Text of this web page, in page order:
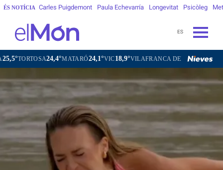
ÉS NOTÍCIA Carles Puigdemont Paula Echevarría Longevitat Psicòleg
ES
24,4°MATARÓ24,1°VIC18,9°VILAFRANCA DEL PENEDÈS20,4°